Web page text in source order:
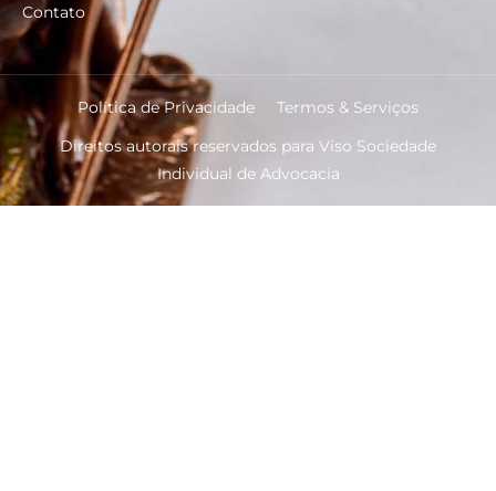
Contato
Direitos autorais reservados para Viso Sociedade
Individual de Advocacia
Política de Privacidade Termos & Serviços